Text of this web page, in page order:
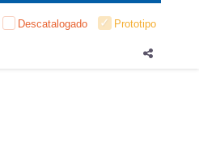
Descatalogado Prototipo